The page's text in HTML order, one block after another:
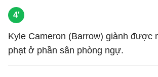
4'
Kyle Cameron (Barrow) giành được
phạt ở phần sân phòng ngự.